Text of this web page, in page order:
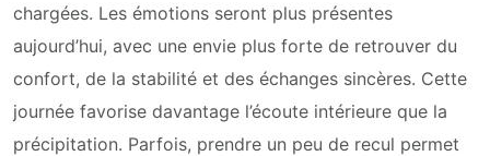
chargées. Les émotions seront plus présentes
aujourd’hui, avec une envie plus forte de retrouver du
confort, de la stabilité et des échanges sincères. Cette
journée favorise davantage l’écoute intérieure que la
précipitation. Parfois, prendre un peu de recul permet